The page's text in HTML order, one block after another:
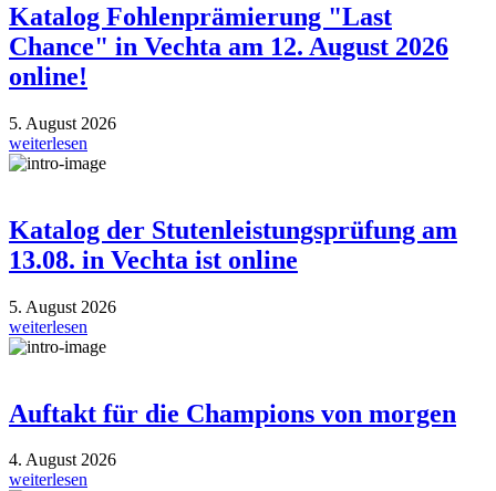
Katalog Fohlenprämierung "Last
Chance" in Vechta am 12. August 2026
online!
5. August 2026
weiterlesen
Katalog der Stutenleistungsprüfung am
13.08. in Vechta ist online
5. August 2026
weiterlesen
Auftakt für die Champions von morgen
4. August 2026
weiterlesen